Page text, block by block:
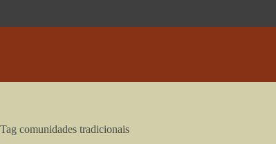
Tag comunidades tradicionais